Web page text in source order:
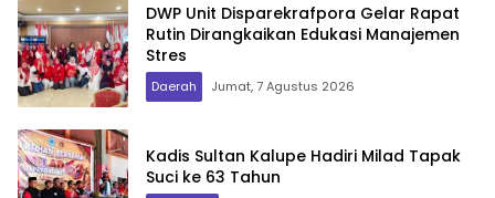
DWP Unit Disparekrafpora Gelar Rapat
Rutin Dirangkaikan Edukasi Manajemen
Stres
Daerah Jumat, 7 Agustus 2026
Kadis Sultan Kalupe Hadiri Milad Tapak
Suci ke 63 Tahun